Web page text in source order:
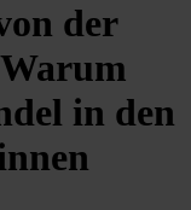
der
in den